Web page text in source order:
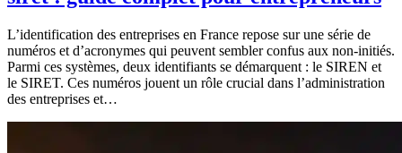
L’identification des entreprises en France repose sur une série de
numéros et d’acronymes qui peuvent sembler confus aux non-initiés.
Parmi ces systèmes, deux identifiants se démarquent : le SIREN et
le SIRET. Ces numéros jouent un rôle crucial dans l’administration
des entreprises et…